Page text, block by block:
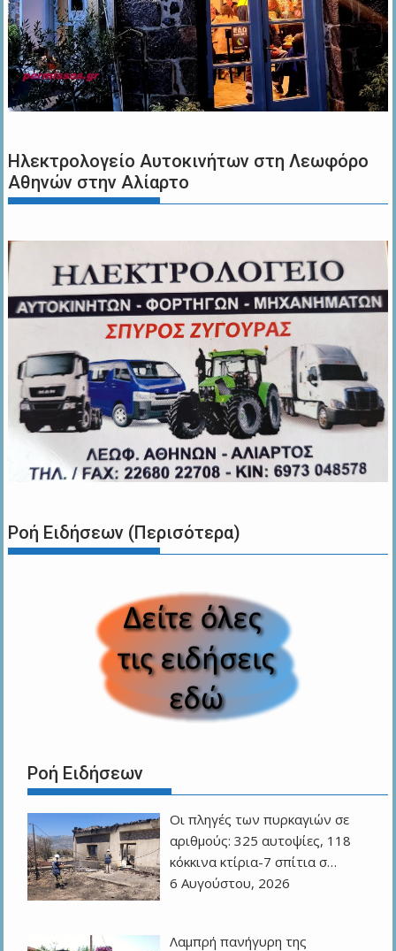
Ηλεκτρολογείο Αυτοκινήτων στη Λεωφόρο
Αθηνών στην Αλίαρτο
Ροή Ειδήσεων (Περισότερα)
Ροή Ειδήσεων
Οι πληγές των πυρκαγιών σε
αριθμούς: 325 αυτοψίες, 118
κόκκινα κτίρια-7 σπίτια σ…
6 Αυγούστου, 2026
Λαμπρή πανήγυρη της